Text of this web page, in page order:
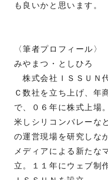
も良いかと思います。
〈筆者プロフィール〉
みやまつ・としひろ
株式会社ＩＳＳＵＮ
Ｃ数社を立ち上げ、年
で、０６年に株式上場
米しシリコンバレーな
の運営現場を研究しな
メディアによる新たな
立。１１年にウェブ制